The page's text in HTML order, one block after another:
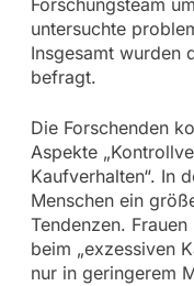
Forschungsteam
untersuchte
Insgesamt wurden
befragt.
Die Forschenden
Aspekte
Kaufverhalten“. In
Menschen ein
Tendenzen.
beim „exzessiven
nur in geringerem